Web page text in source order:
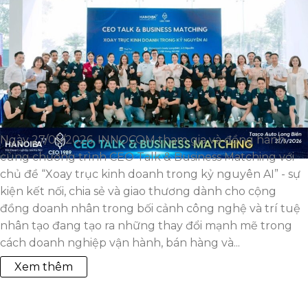
Ngày 27/05/2026, INNOCOM tham gia và đồng hành
cùng chương trình CEO Talk & Business Matching với
chủ đề “Xoay trục kinh doanh trong kỷ nguyên AI” - sự
kiện kết nối, chia sẻ và giao thương dành cho cộng
đồng doanh nhân trong bối cảnh công nghệ và trí tuệ
nhân tạo đang tạo ra những thay đổi mạnh mẽ trong
cách doanh nghiệp vận hành, bán hàng và...
Xem thêm